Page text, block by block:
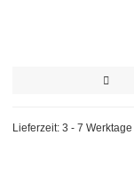
Lieferzeit: 3 - 7 Werktage